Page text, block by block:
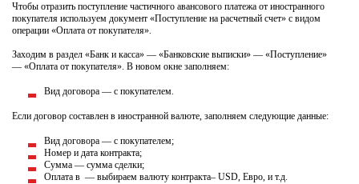
Чтобы отразить поступление частичного авансового платежа от иностранного
покупателя используем документ «Поступление на расчетный счет» с видом
операции «Оплата от покупателя».
Заходим в раздел «Банк и касса» — «Банковские выписки» — «Поступление»
— «Оплата от покупателя». В новом окне заполняем:
Вид договора — с покупателем.
Если договор составлен в иностранной валюте, заполняем следующие данные:
Вид договора — с покупателем;
Номер и дата контракта;
Сумма — сумма сделки;
Оплата в — выбираем валюту контракта– USD, Евро, и т.д.